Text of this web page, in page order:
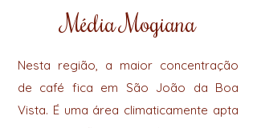
Média Mogiana
Nesta região, a maior concentração
de café fica em São João da Boa
Vista. É uma área climaticamente apta